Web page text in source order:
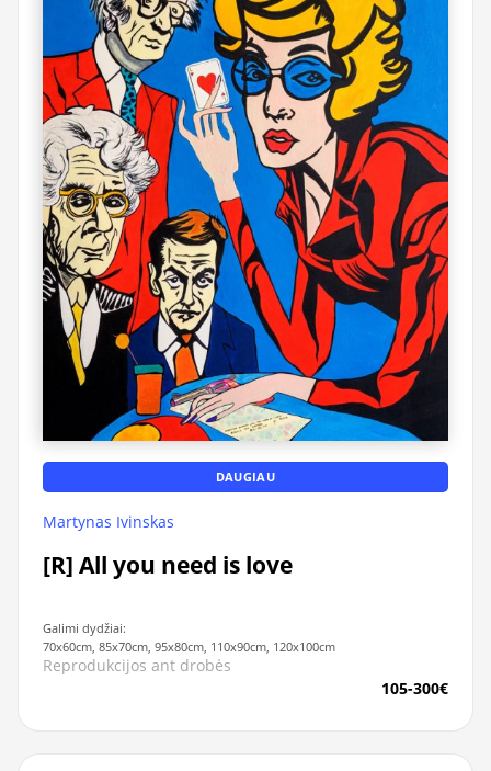
DAUGIAU
Martynas Ivinskas
[R] All you need is love
Galimi dydžiai:
70x60cm, 85x70cm, 95x80cm, 110x90cm, 120x100cm
Reprodukcijos ant drobės
105-300€